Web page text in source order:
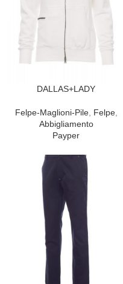
DALLAS+LADY
Felpe-Maglioni-Pile, Felpe,
Abbigliamento
Payper